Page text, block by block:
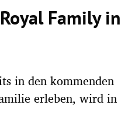
Family in
in den kommenden
erleben, wird in